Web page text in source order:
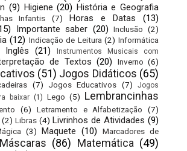
(9) Higiene (20) História e Geografia
Infantis (7) Horas e Datas
(13)
Importante saber (20) Inclusão (2)
(12) Indicação de Leitura (2) Informática
Inglês (21)
Instrumentos Musicais com
de Textos (20) Inverno (6)
(51) Jogos Didáticos (65)
(7) Jogos Educativos (7)
Jogos
baixar (1) Lego (5) Lembrancinhas
(6) Letramento e Alfabetização
(7)
(2) Libras (4) Livrinhos de Atividades (9)
(3) Maquete (10)
Marcadores de
Máscaras (86) Matemática (49)